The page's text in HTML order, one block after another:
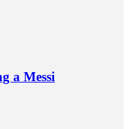
a Messi